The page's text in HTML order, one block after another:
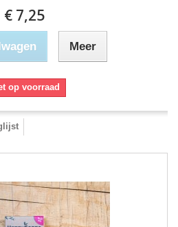
€ 7,25
Meer
op voorraad